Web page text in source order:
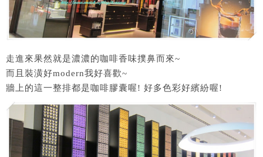
走進來果然就是濃濃的咖啡香味撲鼻而來~
而且裝潢好modern我好喜歡~
牆上的這一整排都是咖啡膠囊喔! 好多色彩好繽紛喔!